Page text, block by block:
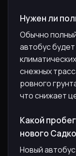
Нужен ли
Обычно
автобус
снежных
ровного
что снижает
Какой
нового
Новый